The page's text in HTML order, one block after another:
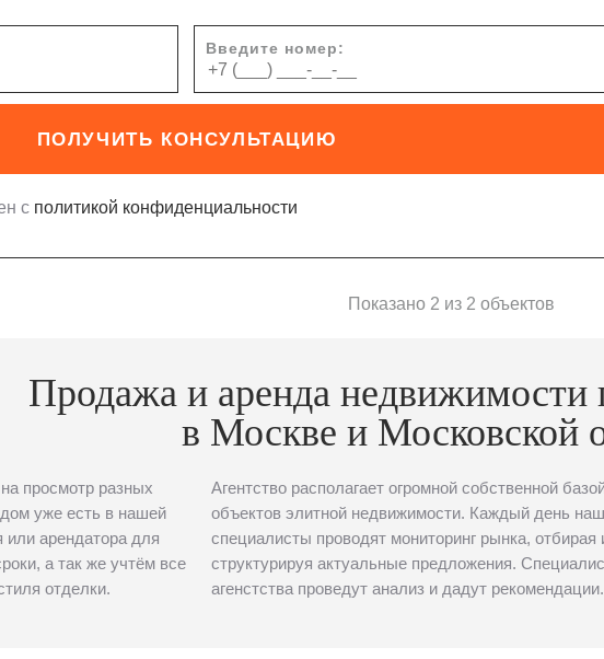
Введите номер:
ПОЛУЧИТЬ КОНСУЛЬТАЦИЮ
с политикой конфиденциальности
Показано 2 из 2 объектов
Продажа и аренда недвижимости
в Москве и Московской
просмотр разных
уже есть в нашей
арендатора для
а так же учтём все
отделки.
Агентство располагает огромной собственной
объектов элитной недвижимости. Каждый день
специалисты проводят мониторинг рынка, отбирая
структурируя актуальные предложения.
агенстства проведут анализ и дадут рекомендации.